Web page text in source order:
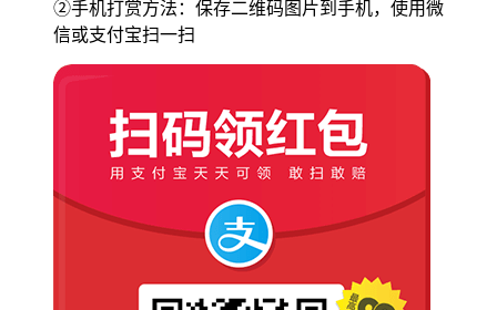
②手机打赏方法：保存二维码图片到手机，使用微
信或支付宝扫一扫